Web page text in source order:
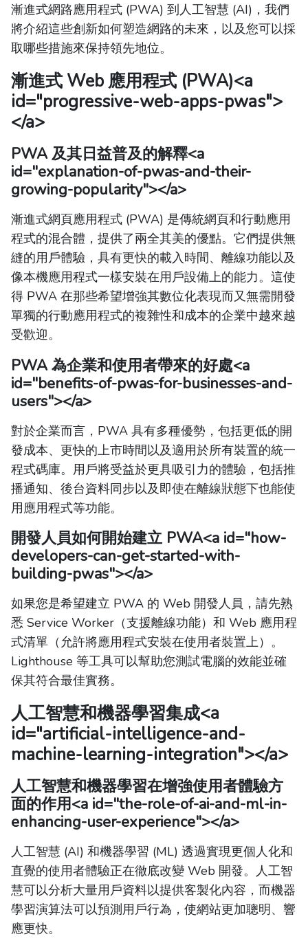
漸進式網路應用程式 (PWA) 到人工智慧 (AI)，我們
將介紹這些創新如何塑造網路的未來，以及您可以採
取哪些措施來保持領先地位。
漸進式 Web 應用程式 (PWA)<a
id="progressive-web-apps-pwas">
</a>
PWA 及其日益普及的解釋<a
id="explanation-of-pwas-and-their-
growing-popularity"></a>
漸進式網頁應用程式 (PWA) 是傳統網頁和行動應用
程式的混合體，提供了兩全其美的優點。它們提供無
縫的用戶體驗，具有更快的載入時間、離線功能以及
像本機應用程式一樣安裝在用戶設備上的能力。這使
得 PWA 在那些希望增強其數位化表現而又無需開發
單獨的行動應用程式的複雜性和成本的企業中越來越
受歡迎。
PWA 為企業和使用者帶來的好處<a
id="benefits-of-pwas-for-businesses-and-
users"></a>
對於企業而言，PWA 具有多種優勢，包括更低的開
發成本、更快的上市時間以及適用於所有裝置的統一
程式碼庫。用戶將受益於更具吸引力的體驗，包括推
播通知、後台資料同步以及即使在離線狀態下也能使
用應用程式等功能。
開發人員如何開始建立 PWA<a id="how-
developers-can-get-started-with-
building-pwas"></a>
如果您是希望建立 PWA 的 Web 開發人員，請先熟
悉 Service Worker（支援離線功能）和 Web 應用程
式清單（允許將應用程式安裝在使用者裝置上）。
Lighthouse 等工具可以幫助您測試電腦的效能並確
保其符合最佳實務。
人工智慧和機器學習集成<a
id="artificial-intelligence-and-
machine-learning-integration"></a>
人工智慧和機器學習在增強使用者體驗方
面的作用<a id="the-role-of-ai-and-ml-in-
enhancing-user-experience"></a>
人工智慧 (AI) 和機器學習 (ML) 透過實現更個人化和
直覺的使用者體驗正在徹底改變 Web 開發。人工智
慧可以分析大量用戶資料以提供客製化內容，而機器
學習演算法可以預測用戶行為，使網站更加聰明、響
應更快。